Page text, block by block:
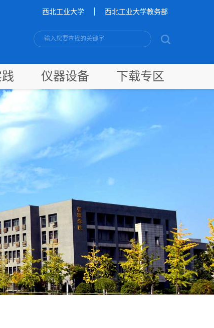
西北工业大学 西北工业大学教务部
仪器设备 下载专区